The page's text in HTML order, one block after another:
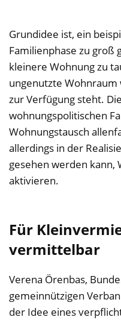
Grundidee ist, ein
Familienphase zu groß
kleinere Wohnung zu
ungenutzte
zur Verfügung steht.
wohnungspolitischen
Wohnungstausch
allerdings in der
gesehen werden kann,
aktivieren.
Für
vermittelbar
Verena Örenbas,
gemeinnützigen
der Idee eines